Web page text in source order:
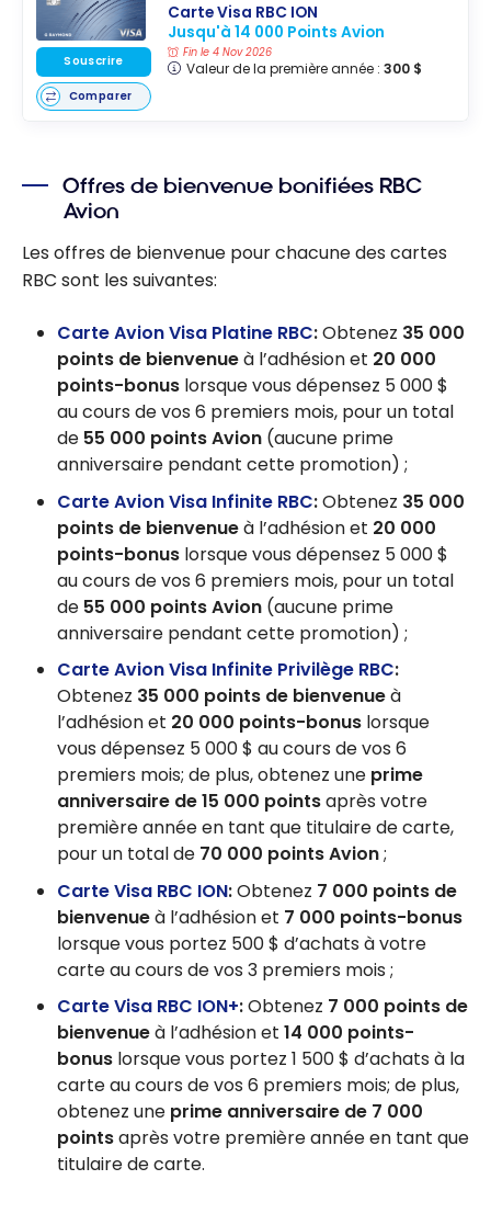
Carte Visa RBC ION
Jusqu'à 14 000 Points Avion
Fin le 4 Nov 2026
Valeur de la première année : 300 $
Souscrire
Comparer
Offres de bienvenue bonifiées RBC
Avion
Les offres de bienvenue pour chacune des cartes
RBC sont les suivantes:
Carte Avion Visa Platine RBC:Obtenez 35 000
points de bienvenueà l’adhésion et 20 000
points-bonus lorsque vous dépensez 5 000 $
au cours de vos 6 premiers mois, pour un total
de 55 000 points Avion (aucune prime
anniversaire pendant cette promotion) ;
Carte Avion Visa Infinite RBC:Obtenez 35 000
points de bienvenueà l’adhésion et 20 000
points-bonus lorsque vous dépensez 5 000 $
au cours de vos 6 premiers mois, pour un total
de 55 000 points Avion (aucune prime
anniversaire pendant cette promotion) ;
Carte Avion Visa Infinite Privilège RBC:
Obtenez 35 000 points de bienvenueà
l’adhésion et 20 000 points-bonus lorsque
vous dépensez 5 000 $ au cours de vos 6
premiers mois; de plus, obtenez une prime
anniversaire de 15 000 pointsaprès votre
première année en tant que titulaire de carte,
pour un total de 70 000 points Avion;
Carte Visa RBC ION:Obtenez 7 000 points de
bienvenueà l’adhésion et 7 000 points-bonus
lorsque vous portez 500 $ d’achats à votre
carte au cours de vos 3 premiers mois ;
Carte Visa RBC ION+:Obtenez 7 000 points de
bienvenueà l’adhésion et 14 000 points-
bonus lorsque vous portez 1 500 $ d’achats à la
carte au cours de vos 6 premiers mois; de plus,
obtenez une prime anniversaire de 7 000
pointsaprès votre première année en tant que
titulaire de carte.